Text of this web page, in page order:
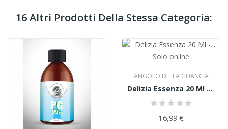
16 Altri Prodotti Della Stessa Categoria:
Solo online
ANGOLO DELLA GUANCIA
Delizia Essenza 20 Ml - Aroma Crema Al Caffè...
16,99 €